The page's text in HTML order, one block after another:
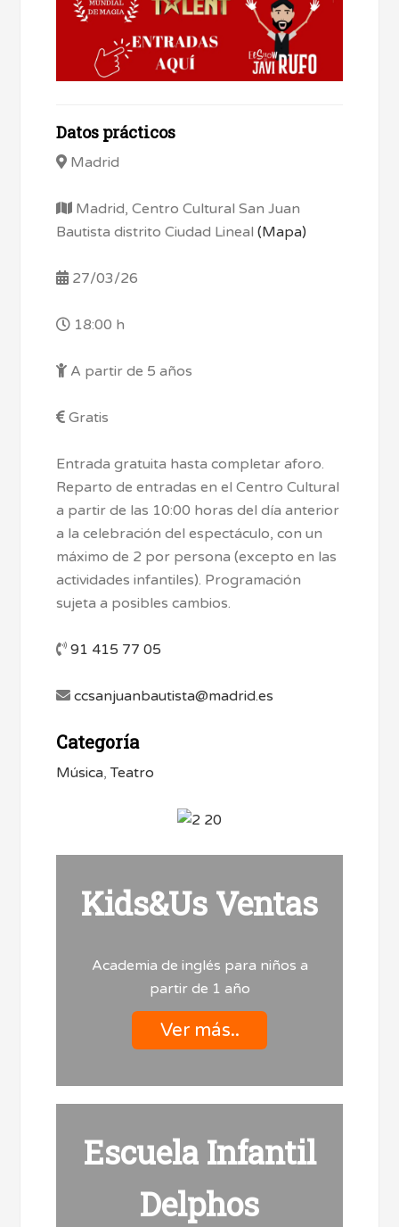
Datos prácticos
Madrid
Madrid, Centro Cultural San Juan
Bautista distrito Ciudad Lineal(Mapa)
27/03/26
18:00 h
A partir de 5 años
Gratis
Entrada gratuita hasta completar aforo.
Reparto de entradas en el Centro Cultural
a partir de las 10:00 horas del día anterior
a la celebración del espectáculo, con un
máximo de 2 por persona (excepto en las
actividades infantiles). Programación
sujeta a posibles cambios.
91 415 77 05
ccsanjuanbautista@madrid.es
Categoría
Música,Teatro
Kids&Us Ventas
Academia de inglés para niños a
partir de 1 año
Ver más..
Escuela Infantil
Delphos